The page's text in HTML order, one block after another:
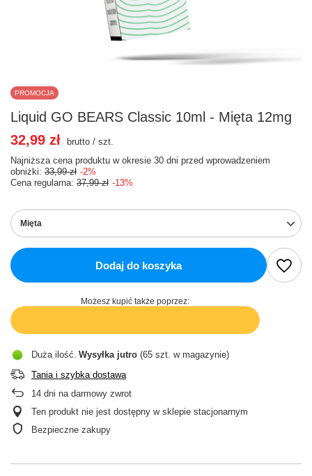
PROMOCJA
Liquid GO BEARS Classic 10ml - Mięta 12mg
Mięta
32,99 zł brutto / szt.
Najniższa cena produktu w okresie 30 dni przed wprowadzeniem
obniżki: 33,99 zł -2%
Cena regularna: 37,99 zł -13%
Dodaj do koszyka
Możesz kupić także poprzez:
Duża ilość Wysyłka jutro (65 szt. w magazynie)
Tania i szybka dostawa
14 dni na darmowy zwrot
Ten produkt nie jest dostępny w sklepie stacjonarnym
Bezpieczne zakupy